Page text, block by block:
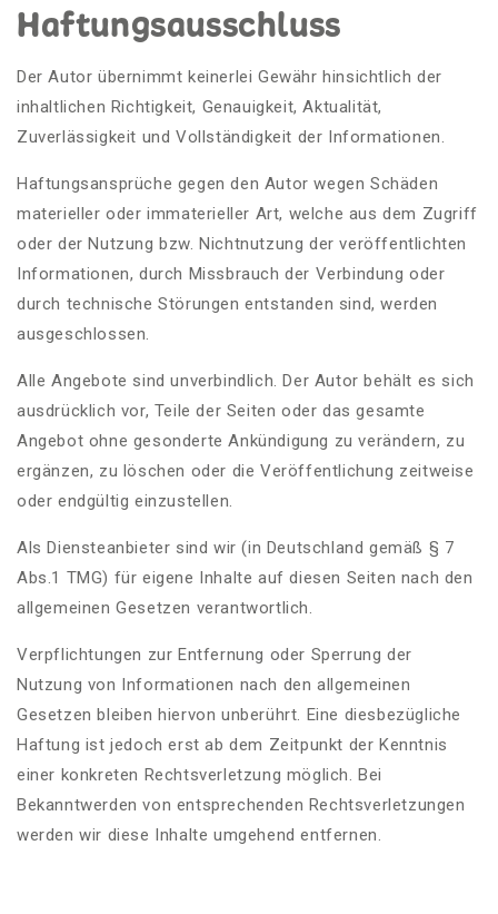
Haftungsausschluss
Der Autor übernimmt keinerlei Gewähr hinsichtlich der
inhaltlichen Richtigkeit, Genauigkeit, Aktualität,
Zuverlässigkeit und Vollständigkeit der Informationen.
Haftungsansprüche gegen den Autor wegen Schäden
materieller oder immaterieller Art, welche aus dem Zugriff
oder der Nutzung bzw. Nichtnutzung der veröffentlichten
Informationen, durch Missbrauch der Verbindung oder
durch technische Störungen entstanden sind, werden
ausgeschlossen.
Alle Angebote sind unverbindlich. Der Autor behält es sich
ausdrücklich vor, Teile der Seiten oder das gesamte
Angebot ohne gesonderte Ankündigung zu verändern, zu
ergänzen, zu löschen oder die Veröffentlichung zeitweise
oder endgültig einzustellen.
Als Diensteanbieter sind wir (in Deutschland gemäß § 7
Abs.1 TMG) für eigene Inhalte auf diesen Seiten nach den
allgemeinen Gesetzen verantwortlich.
Verpflichtungen zur Entfernung oder Sperrung der
Nutzung von Informationen nach den allgemeinen
Gesetzen bleiben hiervon unberührt. Eine diesbezügliche
Haftung ist jedoch erst ab dem Zeitpunkt der Kenntnis
einer konkreten Rechtsverletzung möglich. Bei
Bekanntwerden von entsprechenden Rechtsverletzungen
werden wir diese Inhalte umgehend entfernen.